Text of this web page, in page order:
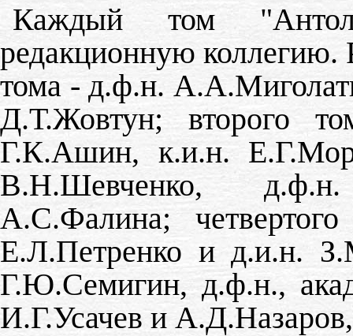
Каждый том
редакционную коллегию.
тома - д.ф.н.
Д.Т.Жовтун; второго
Г.К.Ашин, к.и.н.
В.Н.Шевченко,
А.С.Фалина;
Е.Л.Петренко и д.и.н.
Г.Ю.Семигин, д.ф.н.,
И.Г.Усачев и